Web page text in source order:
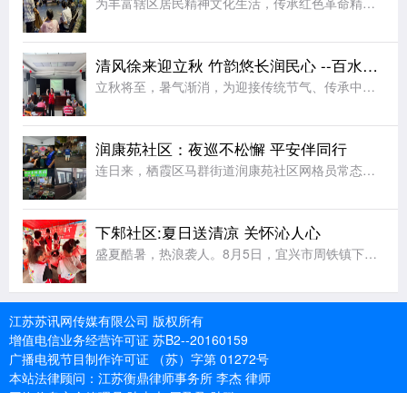
清风徐来迎立秋 竹韵悠长润民心 --百水家园社区竹编扇手工体验润民心
立秋将至，暑气渐消，为迎接传统节气、传承中华优秀传统文化，丰富辖区居民夏日及立秋时节精神文化生活，让大家近距离感受非遗手工艺的独特魅力，8月6日上午，栖霞区马群街道百水家园社区党委、新时代文明实践站联
润康苑社区：夜巡不松懈 平安伴同行
连日来，栖霞区马群街道润康苑社区网格员常态化开展夏夜常态化治安巡逻，以脚步丈量平安，用坚守守护夏夜安宁。夜幕降临，网格员组成巡逻小队，开启夜间巡防值守。巡逻队伍采取定点值守与动态巡查相结合的方式，围绕
下邾社区:夏日送清凉 关怀沁人心
盛夏酷暑，热浪袭人。8月5日，宜兴市周铁镇下邾社区新时代文明实践站精心组织十余名青年志愿者，开展“夏日送清凉，关爱户外劳动者”主题文明实践志愿服务活动，用贴心举措为坚守高温岗位的工作者送去丝丝凉意，传
江苏苏讯网传媒有限公司 版权所有
增值电信业务经营许可证 苏B2--20160159
广播电视节目制作许可证 （苏）字第 01272号
本站法律顾问：江苏衡鼎律师事务所 李杰 律师